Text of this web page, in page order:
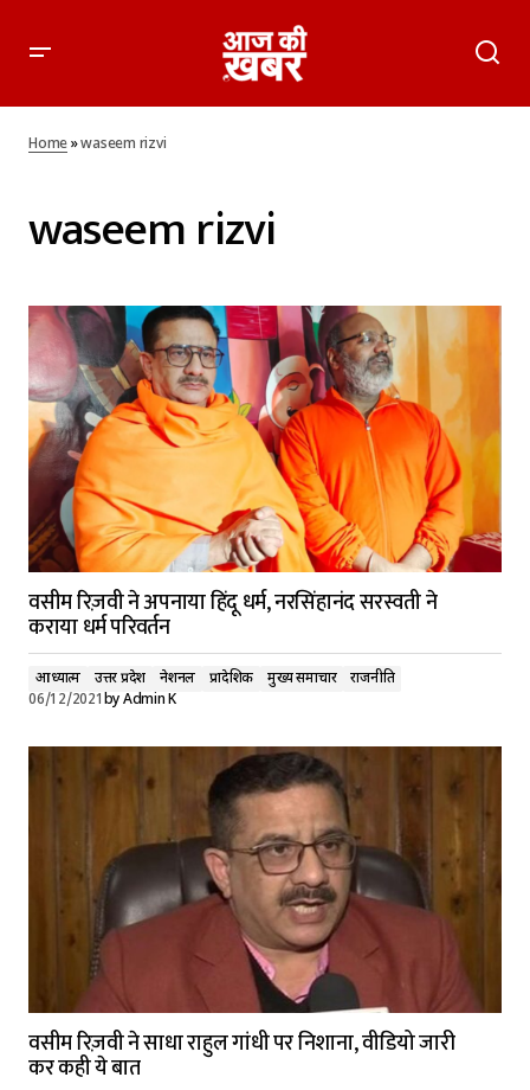
Home»waseem rizvi
waseem rizvi
वसीम रिज़वी ने अपनाया हिंदू धर्म, नरसिंहानंद सरस्वती ने
कराया धर्म परिवर्तन
आध्यात्म उत्तर प्रदेश नेशनल प्रादेशिक मुख्य समाचार
राजनीति
06/12/2021byAdmin K
वसीम रिज़वी ने साधा राहुल गांधी पर निशाना, वीडियो जारी
कर कही ये बात